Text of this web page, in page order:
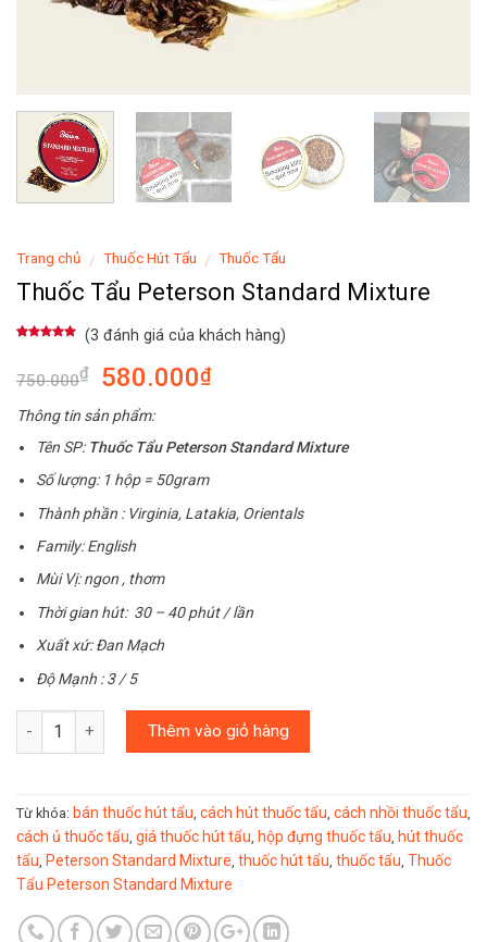
Trang chủ / Thuốc Hút Tẩu / Thuốc Tẩu
Thuốc Tẩu Peterson Standard Mixture
đánh giá
(3 đánh giá của khách hàng)
750.000₫ 580.000₫
Thông tin sản phẩm:
Tên SP: Thuốc Tẩu Peterson Standard Mixture
Số lượng: 1 hộp = 50gram
Thành phần : Virginia, Latakia, Orientals
Family: English
Mùi Vị: ngon , thơm
Thời gian hút: 30 – 40 phút / lần
Xuất xứ: Đan Mạch
Độ Mạnh : 3 / 5
Số lượng Thêm vào giỏ hàng
Từ khóa: bán thuốc hút tẩu cách hút thuốc tẩu cách nhồi thuốc tẩu
cách ủ thuốc tẩu giá thuốc hút tẩu hộp đựng thuốc tẩu hút thuốc
tẩu Peterson Standard Mixture thuốc hút tẩu thuốc tẩu Thuốc
Tẩu Peterson Standard Mixture